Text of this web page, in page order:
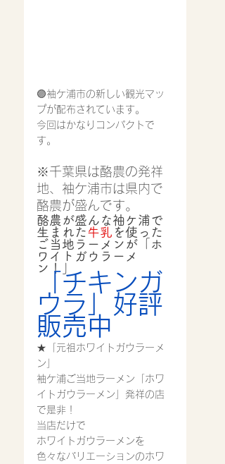
🟣袖ケ浦市の新しい観光マッ
プが配布されています。
今回はかなりコンパクトで
す。
※千葉県は酪農の発祥
地、袖ケ浦市は県内で
酪農が盛んです。
酪農が盛んな袖ケ浦で
生まれた牛乳 を使った
ご当地ラーメンが「ホ
ワイトガウラーメ
ン！」
「チキンガ
ウラ」好評
販売中
★「元祖ホワイトガウラーメ
ン」
袖ケ浦ご当地ラーメン「ホワ
イトガウラーメン」発祥の店
で是非！
当店だけで
ホワイトガウラーメンを
色々なバリエーションのホワ